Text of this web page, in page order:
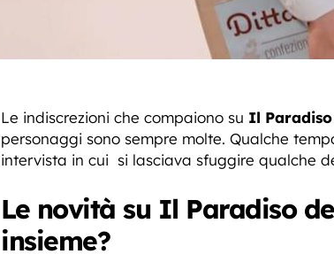
Le indiscrezioni che compaiono su Il
personaggi sono sempre molte. Qualche
intervista in cui si lasciava sfuggire qualche
Le novità su Il Paradiso
insieme?